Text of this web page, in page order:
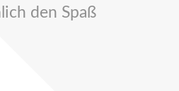
den Spaß